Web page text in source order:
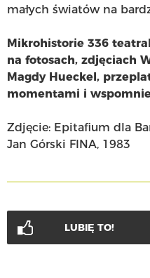
małych światów na
Mikrohistorie 336
na fotosach, zdjęciach
Magdy Hueckel,
momentami i
Zdjęcie: Epitafium dla
Jan Górski FINA, 1983
LUBIĘ TO!